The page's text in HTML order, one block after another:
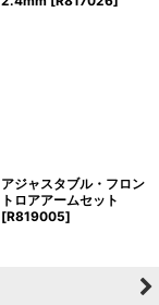
アジャスタブル・フロン
トロアアームセット
[R819005]